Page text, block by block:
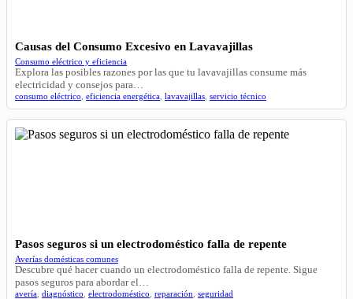
Causas del Consumo Excesivo en Lavavajillas
Consumo eléctrico y eficiencia
Explora las posibles razones por las que tu lavavajillas consume más
electricidad y consejos para…
consumo eléctrico eficiencia energética lavavajillas servicio técnico
Pasos seguros si un electrodoméstico falla de repente
Averías domésticas comunes
Descubre qué hacer cuando un electrodoméstico falla de repente. Sigue
pasos seguros para abordar el…
avería diagnóstico electrodoméstico reparación seguridad